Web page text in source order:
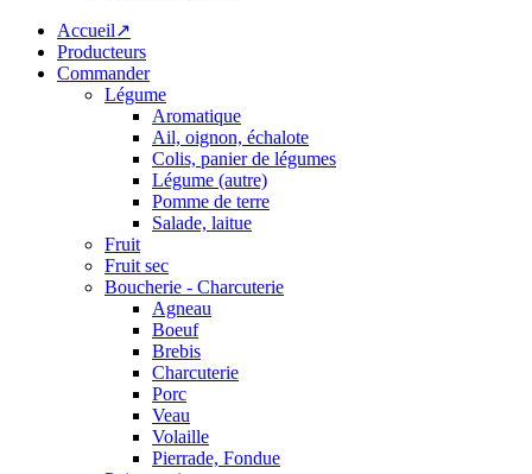
Accueil↗
Producteurs
Commander
Légume
Aromatique
Ail, oignon, échalote
Colis, panier de légumes
Légume (autre)
Pomme de terre
Salade, laitue
Fruit
Fruit sec
Boucherie - Charcuterie
Agneau
Boeuf
Brebis
Charcuterie
Porc
Veau
Volaille
Pierrade, Fondue